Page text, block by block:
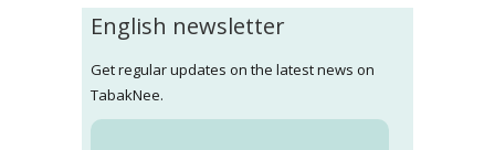
English newsletter
Get regular updates on the latest news on
TabakNee.